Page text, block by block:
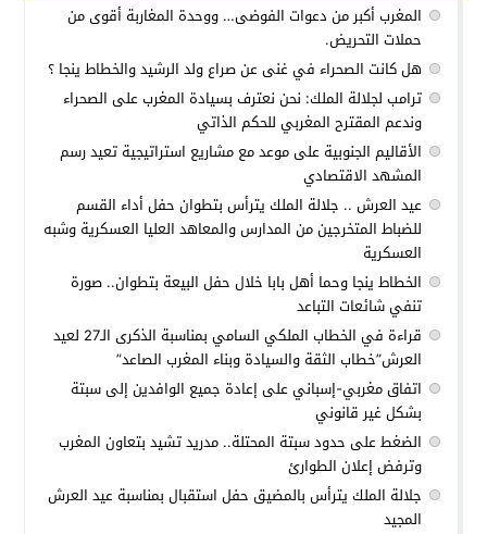
المغرب أكبر من دعوات الفوضى… ووحدة المغاربة أقوى من
حملات التحريض.
هل كانت الصحراء في غنى عن صراع ولد الرشيد والخطاط ينجا ؟
ترامب لجلالة الملك: نحن نعترف بسيادة المغرب على الصحراء
وندعم المقترح المغربي للحكم الذاتي
الأقاليم الجنوبية على موعد مع مشاريع استراتيجية تعيد رسم
المشهد الاقتصادي
عيد العرش .. جلالة الملك يترأس بتطوان حفل أداء القسم
للضباط المتخرجين من المدارس والمعاهد العليا العسكرية وشبه
العسكرية
الخطاط ينجا وحما أهل بابا خلال حفل البيعة بتطوان.. صورة
تنفي شائعات التباعد
قراءة في الخطاب الملكي السامي بمناسبة الذكرى الـ27 لعيد
العرش”خطاب الثقة والسيادة وبناء المغرب الصاعد”
اتفاق مغربي-إسباني على إعادة جميع الوافدين إلى سبتة
بشكل غير قانوني
الضغط على حدود سبتة المحتلة.. مدريد تشيد بتعاون المغرب
وترفض إعلان الطوارئ
جلالة الملك يترأس بالمضيق حفل استقبال بمناسبة عيد العرش
المجيد